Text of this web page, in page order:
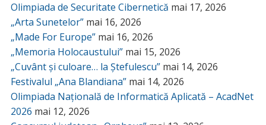
Olimpiada de Securitate Cibernetică mai 17, 2026
„Arta Sunetelor” mai 16, 2026
„Made For Europe” mai 16, 2026
„Memoria Holocaustului” mai 15, 2026
„Cuvânt și culoare… la Ștefulescu” mai 14, 2026
Festivalul „Ana Blandiana” mai 14, 2026
Olimpiada Națională de Informatică Aplicată – AcadNet
2026 mai 12, 2026